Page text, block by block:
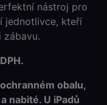
nástroj pro
jednotlivce, kteří
zábavu.
obalu,
nabité. U iPadů